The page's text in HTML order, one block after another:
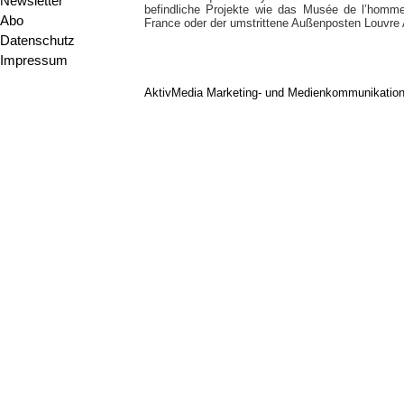
Abo
Datenschutz
Impressum
befindliche Projekte wie das Musée de
France oder der umstrittene Außenposten
AktivMedia Marketing- und